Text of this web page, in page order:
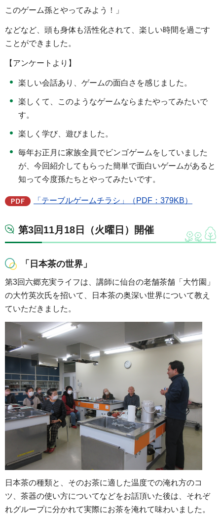
このゲーム孫とやってみよう！」
などなど、頭も身体も活性化されて、楽しい時間を過ごす
ことができました。
【アンケートより】
楽しい会話あり、ゲームの面白さを感じました。
楽しくて、このようなゲームならまたやってみたいで
す。
楽しく学び、遊びました。
毎年お正月に家族全員でビンゴゲームをしていました
が、今回紹介してもらった簡単で面白いゲームがあると
知って今度孫たちとやってみたいです。
「テーブルゲームチラシ」（PDF：379KB）
第3回11月18日（火曜日）開催
「日本茶の世界」
第3回六郷充実ライフは、講師に仙台の老舗茶舗「大竹園」
の大竹英次氏を招いて、日本茶の奥深い世界について教え
ていただきました。
日本茶の種類と、そのお茶に適した温度での淹れ方のコ
ツ、茶器の使い方についてなどをお話頂いた後は、それぞ
れグループに分かれて実際にお茶を淹れて味わいました。